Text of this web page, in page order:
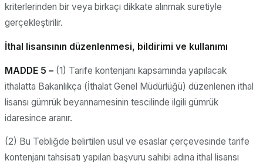
kriterlerinden bir veya birkaçı dikkate alınmak suretiyle
gerçekleştirilir.
İthal lisansının düzenlenmesi, bildirimi ve kullanımı
MADDE 5 – (1) Tarife kontenjanı kapsamında yapılacak
ithalatta Bakanlıkça (İthalat Genel Müdürlüğü) düzenlenen ithal
lisansı gümrük beyannamesinin tescilinde ilgili gümrük
idaresince aranır.
(2) Bu Tebliğde belirtilen usul ve esaslar çerçevesinde tarife
kontenjanı tahsisatı yapılan başvuru sahibi adına ithal lisansı